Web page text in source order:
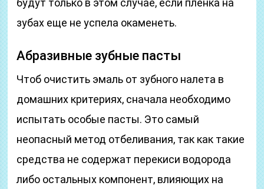
будут только в этом случае, если пленка на
зубах еще не успела окаменеть.
Абразивные зубные пасты
Чтоб очистить эмаль от зубного налета в
домашних критериях, сначала необходимо
испытать особые пасты. Это самый
неопасный метод отбеливания, так как такие
средства не содержат перекиси водорода
либо остальных компонент, влияющих на